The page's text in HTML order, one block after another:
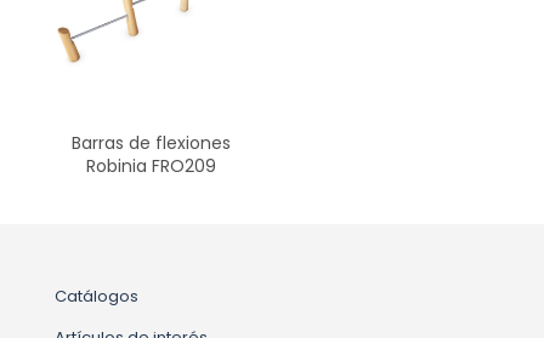
Barras de flexiones
Robinia FRO209
Catálogos